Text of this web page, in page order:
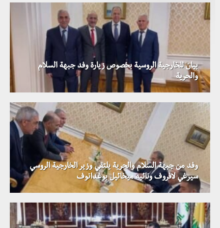
بيان للخارجية الروسية بخصوص زيارة وفد جبهة السلام
والحرية
وفد من جبهة السلام والحرية يلتقي وزير الخارجية الروسي
سيرغي لافروف ونائبه ميخائيل بوغدانوف